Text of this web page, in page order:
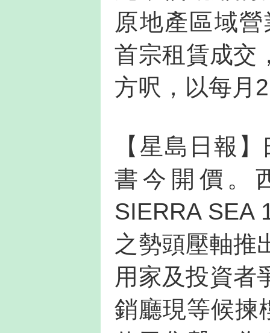
原地產區域
首宗租賃成交
方呎，以每月
【星島日報
書今開價。
SIERRA SEA
之勢頭壓軸推
用家及投資者
銷廳現等候揀